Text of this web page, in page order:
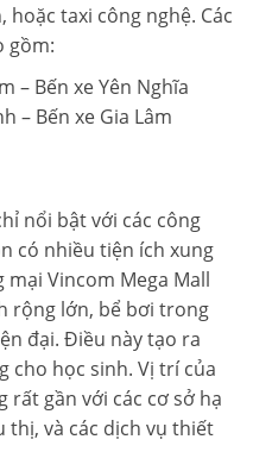
taxi công nghệ. Các
gồm:
– Bến xe Yên Nghĩa
– Bến xe Gia Lâm
nổi bật với các công
có nhiều tiện ích xung
Vincom Mega Mall
rộng lớn, bể bơi trong
đại. Điều này tạo ra
cho học sinh. Vị trí của
rất gần với các cơ sở hạ
thị, và các dịch vụ thiết